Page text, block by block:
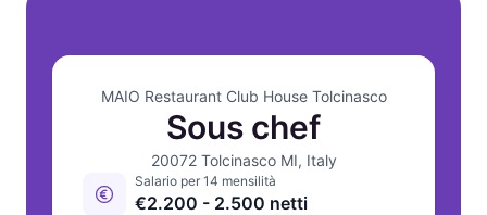
MAIO Restaurant Club House Tolcinasco
Sous chef
20072 Tolcinasco MI, Italy
Salario per 14 mensilità
€2.200 - 2.500 netti